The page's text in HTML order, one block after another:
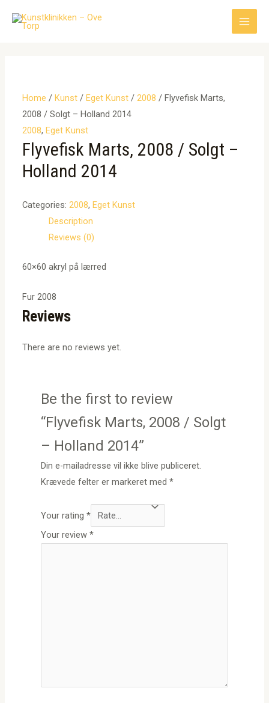
Main
Home /Kunst /Eget Kunst /2008 / Flyvefisk Marts,
2008 / Solgt – Holland 2014
2008,Eget Kunst
Flyvefisk Marts, 2008 / Solgt –
Holland 2014
Categories:2008,Eget Kunst
Description
Reviews (0)
60×60 akryl på lærred
Fur 2008
Reviews
There are no reviews yet.
Be the first to review
“Flyvefisk Marts, 2008 / Solgt
– Holland 2014”
Din e-mailadresse vil ikke blive publiceret.
Krævede felter er markeret med*
Your rating*
Your review*